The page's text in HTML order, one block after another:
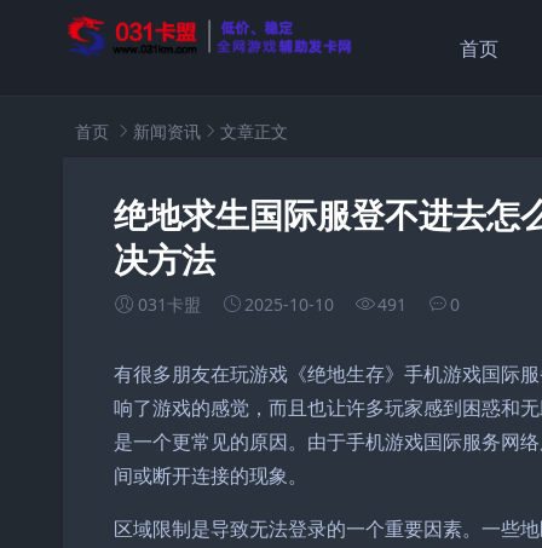
首页
首页 新闻资讯 文章正文
绝地求生国际服登不进去怎
决方法
031卡盟 2025-10-10 491 0
有很多朋友在玩游戏《绝地生存》手机游戏国际
响了游戏的感觉，而且也让许多玩家感到困惑和
是一个更常见的原因。由于手机游戏国际服务网
间或断开连接的现象。
区域限制是导致无法登录的一个重要因素。一些